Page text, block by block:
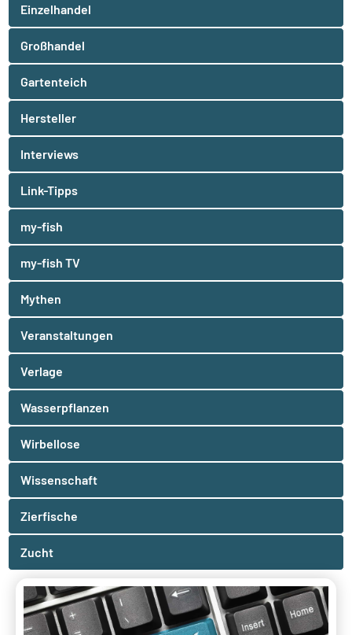
Einzelhandel
Großhandel
Gartenteich
Hersteller
Interviews
Link-Tipps
my-fish
my-fish TV
Mythen
Veranstaltungen
Verlage
Wasserpflanzen
Wirbellose
Wissenschaft
Zierfische
Zucht